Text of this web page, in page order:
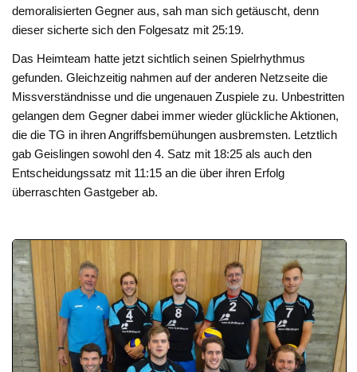
demoralisierten Gegner aus, sah man sich getäuscht, denn
dieser sicherte sich den Folgesatz mit 25:19.
Das Heimteam hatte jetzt sichtlich seinen Spielrhythmus
gefunden. Gleichzeitig nahmen auf der anderen Netzseite die
Missverständnisse und die ungenauen Zuspiele zu. Unbestritten
gelangen dem Gegner dabei immer wieder glückliche Aktionen,
die die TG in ihren Angriffsbemühungen ausbremsten. Letztlich
gab Geislingen sowohl den 4. Satz mit 18:25 als auch den
Entscheidungssatz mit 11:15 an die über ihren Erfolg
überraschten Gastgeber ab.